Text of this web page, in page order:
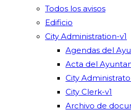
Todos los avisos
Edificio
City Administration-v1
Agendas del
Acta del
City
City Clerk-v1
Archivo de